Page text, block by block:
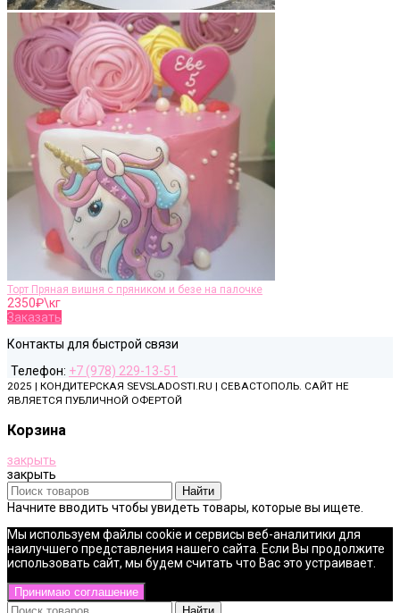
Торт Пряная вишня с пряником и безе на палочке
2350₽\кг
Заказать
Контакты для быстрой связи
Телефон: +7 (978) 229-13-51
2025 | КОНДИТЕРСКАЯ SEVSLADOSTI.RU | СЕВАСТОПОЛЬ. САЙТ НЕ
ЯВЛЯЕТСЯ ПУБЛИЧНОЙ ОФЕРТОЙ
Корзина
закрыть
закрыть
Найти
Начните вводить чтобы увидеть товары, которые вы ищете.
Мы используем файлы cookie и сервисы веб-аналитики для
наилучшего представления нашего сайта. Если Вы продолжите
использовать сайт, мы будем считать что Вас это устраивает.
Принимаю соглашение